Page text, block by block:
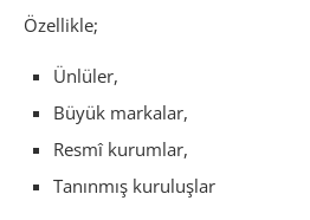
Özellikle;
Ünlüler,
Büyük markalar,
Resmî kurumlar,
Tanınmış kuruluşlar